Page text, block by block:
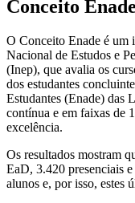
Conceito Enade
O Conceito Enade é um
Nacional de Estudos e
(Inep), que avalia os
dos estudantes
Estudantes (Enade) das
contínua e em faixas de
excelência.
Os resultados mostram
EaD, 3.420 presenciais
alunos e, por isso, estes